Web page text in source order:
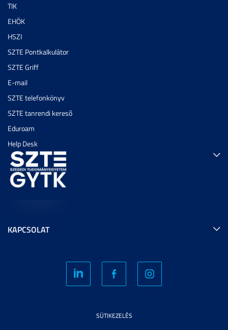
TIK
EHÖK
HSZI
SZTE Pontkalkulátor
SZTE Griff
E-mail
SZTE telefonkönyv
SZTE tanrendi kereső
Eduroam
Help Desk
KAPCSOLAT
SÜTIKEZELÉS